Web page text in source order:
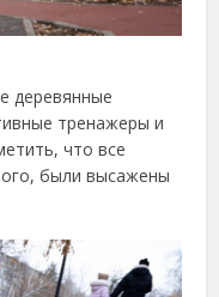
деревянные
тренажеры и
что все
были высажены